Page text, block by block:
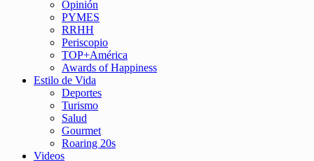
Opinión
PYMES
RRHH
Periscopio
TOP+América
Awards of Happiness
Estilo de Vida
Deportes
Turismo
Salud
Gourmet
Roaring 20s
Videos